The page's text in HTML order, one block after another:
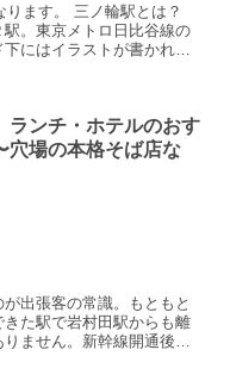
ます。 三ノ輪駅とは？
。東京メトロ日比谷線の
にはイラストが書かれて
ンチ・ホテルのおす
穴場の本格そば店な
出張客の常識。もともと
きた駅で岩村田駅からも離
ません。新幹線開通後も